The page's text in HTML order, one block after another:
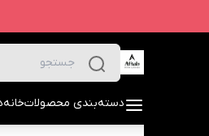
دسته‌بندی محصولاتخانه